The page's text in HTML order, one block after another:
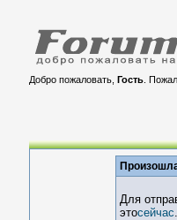
Добро пожаловать, Гость.
Для
этосейчас.